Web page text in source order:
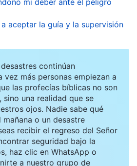
con ella para hablar
me arrestara la policía y
nunca antes había
así y no sabía si iba a
Luego de que la líder
a leer las palabras de Dios.
tener miedo de esto o
aceptar la guía y la supervisión
continúan
vez más personas empiezan a
las profecías bíblicas no son
sino una realidad que se
ojos. Nadie sabe qué
o un desastre
recibir el regreso del Señor
seguridad bajo la
haz clic en WhatsApp o
a nuestro grupo de